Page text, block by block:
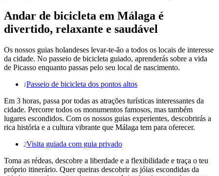
Andar de bicicleta em Málaga é
divertido, relaxante e saudável
Os nossos guias holandeses levar-te-ão a todos os locais de interesse
da cidade. No passeio de bicicleta guiado, aprenderás sobre a vida
de Picasso enquanto passas pelo seu local de nascimento.
1Passeio de bicicleta dos pontos altos
Em 3 horas, passa por todas as atrações turísticas interessantes da
cidade. Percorre todos os monumentos famosos, mas também
lugares escondidos. Com os nossos guias experientes, descobrirás a
rica história e a cultura vibrante que Málaga tem para oferecer.
2Visita guiada com guia privado
Toma as rédeas, descobre a liberdade e a flexibilidade e traça o teu
próprio itinerário. Quer queiras descobrir as jóias escondidas da